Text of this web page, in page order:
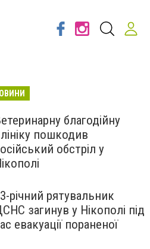
благодійну
пошкодив
обстріл у
річний рятувальник
загинув у Нікополі під
евакуації пораненої